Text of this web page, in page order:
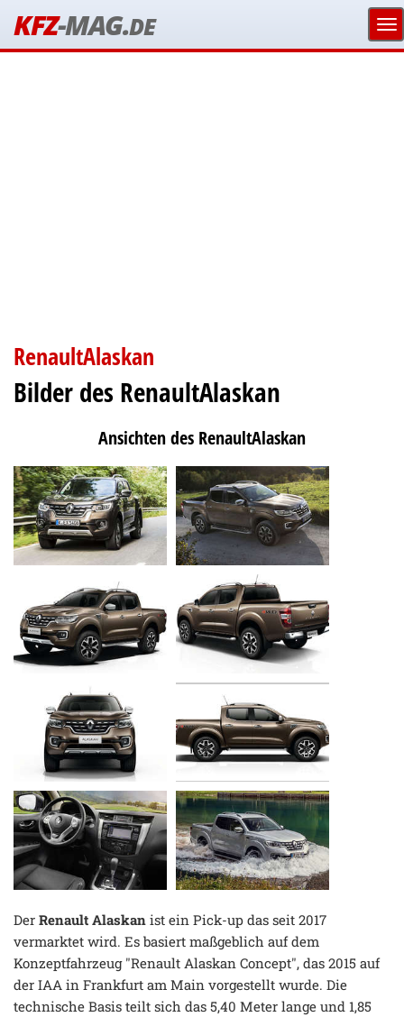
KFZ-MAG.DE
RenaultAlaskan
Bilder des RenaultAlaskan
Ansichten des RenaultAlaskan
Der Renault Alaskan ist ein Pick-up das seit 2017
vermarktet wird. Es basiert maßgeblich auf dem
Konzeptfahrzeug "Renault Alaskan Concept", das 2015 auf
der IAA in Frankfurt am Main vorgestellt wurde. Die
technische Basis teilt sich das 5,40 Meter lange und 1,85